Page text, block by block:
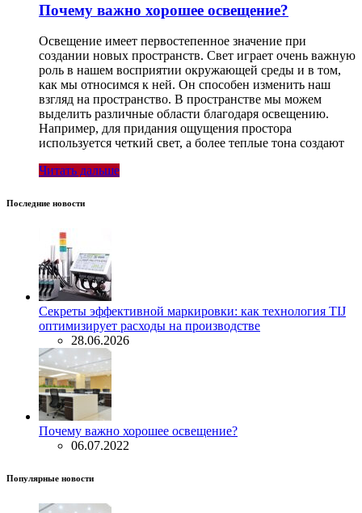
Почему важно хорошее освещение?
Освещение имеет первостепенное значение при
создании новых пространств. Свет играет очень важную
роль в нашем восприятии окружающей среды и в том,
как мы относимся к ней. Он способен изменить наш
взгляд на пространство. В пространстве мы можем
выделить различные области благодаря освещению.
Например, для придания ощущения простора
используется четкий свет, а более теплые тона создают
Читать дальше
Последние новости
Секреты эффективной маркировки: как технология TIJ
оптимизирует расходы на производстве
28.06.2026
Почему важно хорошее освещение?
06.07.2022
Популярные новости